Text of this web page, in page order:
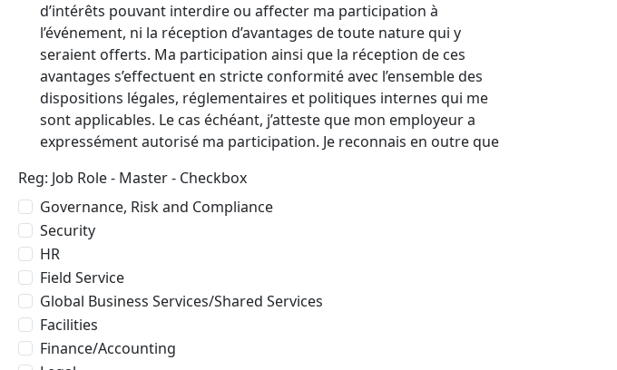
d’intérêts pouvant interdire ou affecter ma participation à
l’événement, ni la réception d’avantages de toute nature qui y
seraient offerts. Ma participation ainsi que la réception de ces
avantages s’effectuent en stricte conformité avec l’ensemble des
dispositions légales, réglementaires et politiques internes qui me
sont applicables. Le cas échéant, j’atteste que mon employeur a
expressément autorisé ma participation. Je reconnais en outre que
Reg: Job Role - Master - Checkbox
Governance, Risk and Compliance
Security
HR
Field Service
Global Business Services/Shared Services
Facilities
Finance/Accounting